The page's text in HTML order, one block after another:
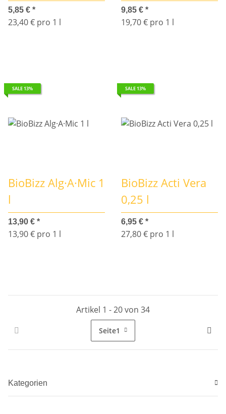
5,85 € *
23,40 € pro 1 l
9,85 € *
19,70 € pro 1 l
SALE 13%
BioBizz Alg·A·Mic 1
l
13,90 € *
13,90 € pro 1 l
SALE 13%
BioBizz Acti Vera
0,25 l
6,95 € *
27,80 € pro 1 l
Artikel 1 - 20 von 34
Seite1
Kategorien